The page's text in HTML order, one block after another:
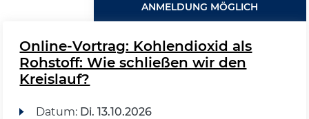
ANMELDUNG MÖGLICH
Online-Vortrag: Kohlendioxid als
Rohstoff: Wie schließen wir den
Kreislauf?
Datum: Di. 13.10.2026